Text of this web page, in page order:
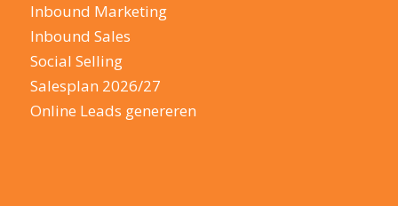
Inbound Marketing
Inbound Sales
Social Selling
Salesplan 2026/27
Online Leads genereren